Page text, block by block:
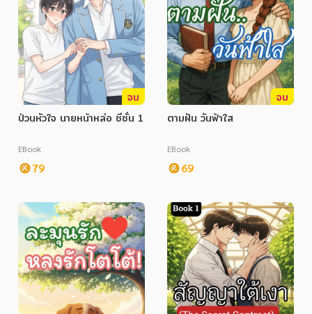
จบ
ป่วนหัวใจ นายหน้าหล่อ ซีซั่น 1
EBook
79
จบ
ตามฝัน วันฟ้าใส
EBook
69